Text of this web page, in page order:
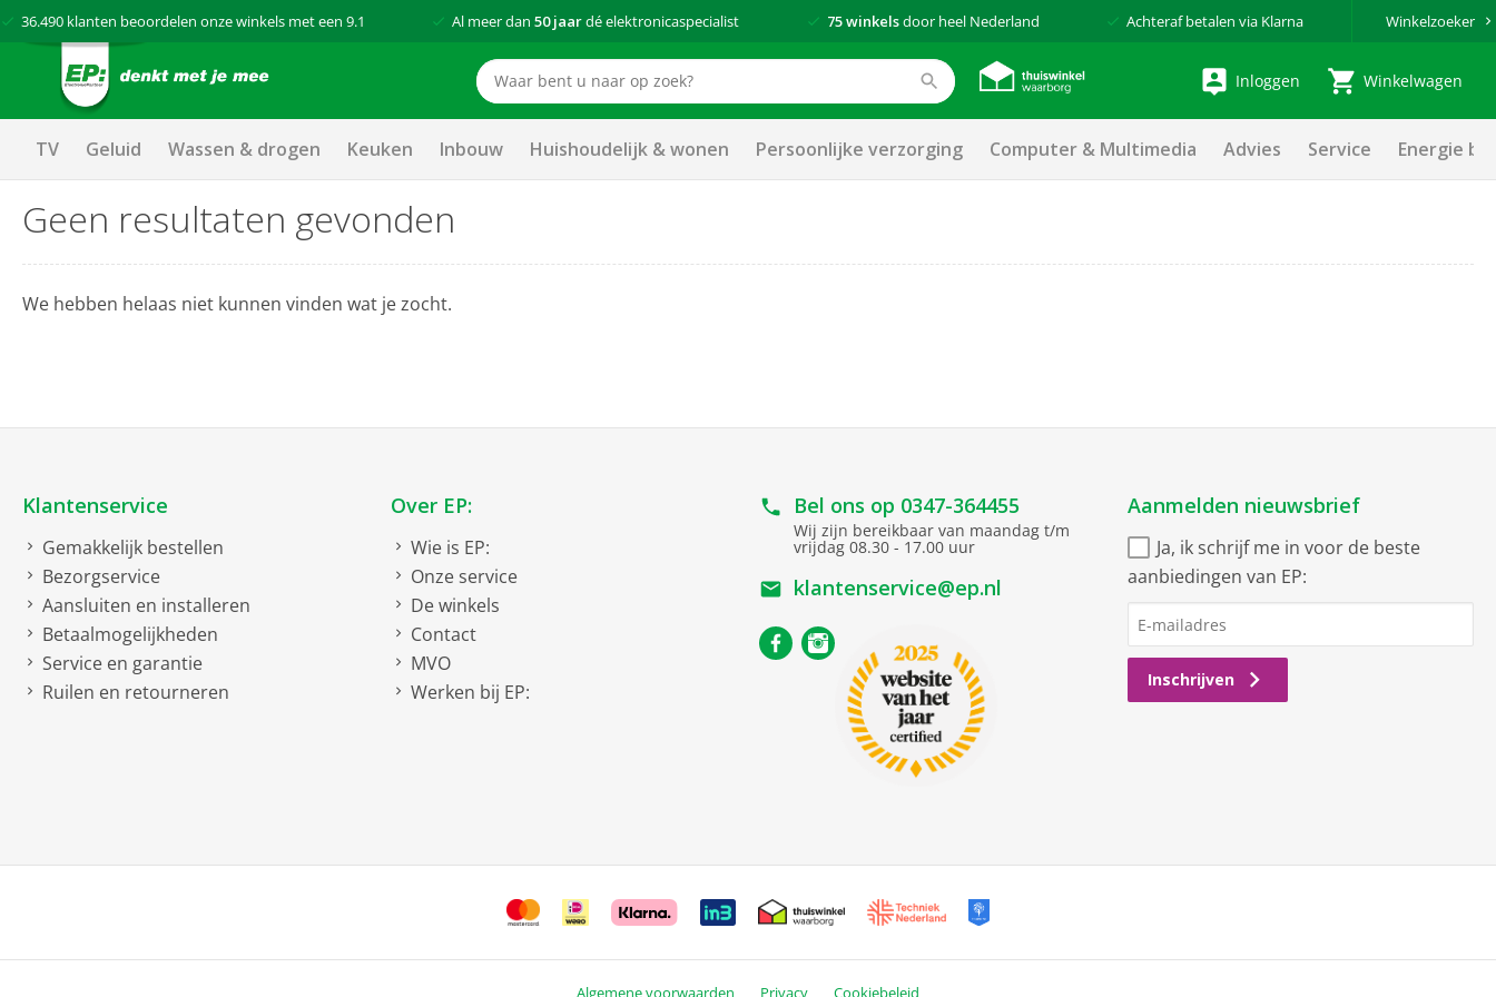
36.490 klanten beoordelen onze winkels met een 9.1 Al meer dan50 jaardé elektronicaspecialist 75 winkelsdoor heel Nederland Achteraf betalen via Klarna Winkelzoeker
Inloggen Winkelwagen
TV Geluid Wassen & drogen Keuken Inbouw Huishoudelijk & wonen Persoonlijke verzorging Computer & Multimedia Advies Service Energie
Geen resultaten gevonden
We hebben helaas niet kunnen vinden wat je zocht.
Klantenservice
Gemakkelijk bestellen
Bezorgservice
Aansluiten en installeren
Betaalmogelijkheden
Service en garantie
Ruilen en retourneren
Over EP:
Wie is EP:
Onze service
De winkels
Contact
MVO
Werken bij EP:
Bel ons op 0347-364455
Wij zijn bereikbaar van maandag t/m
vrijdag 08.30 - 17.00 uur
klantenservice@ep.nl
Aanmelden nieuwsbrief
Ja, ik schrijf me in voor de beste
aanbiedingen van EP:
Inschrijven
Algemene voorwaarden Privacy Cookiebeleid